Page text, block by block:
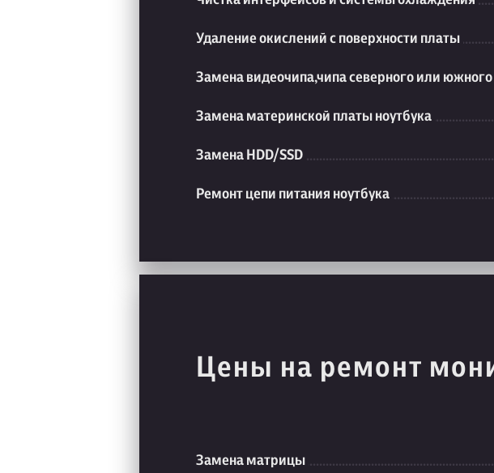
Удаление окислений с поверхности платы
Замена видеочипа,чипа северного или
Замена материнской платы ноутбука
Замена HDD/SSD
Ремонт цепи питания ноутбука
Цены на ремонт
Замена матрицы